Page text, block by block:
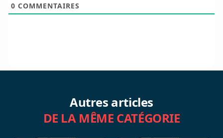
0 COMMENTAIRES
Autres articles
DE LA MÊME CATÉGORIE